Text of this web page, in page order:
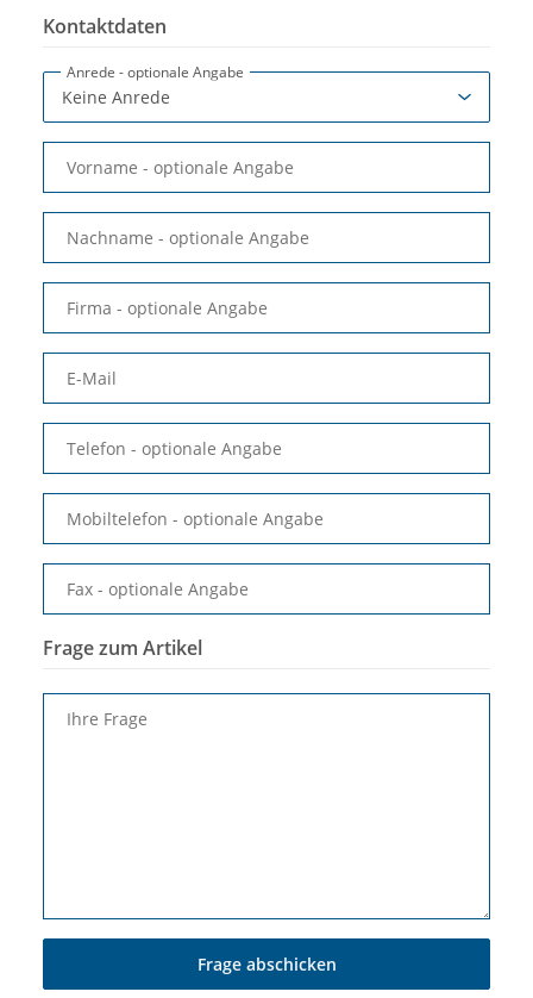
Kontaktdaten
Anrede - optionale Angabe
Vorname - optionale Angabe
Nachname - optionale Angabe
Firma - optionale Angabe
E-Mail
Telefon - optionale Angabe
Mobiltelefon - optionale Angabe
Fax - optionale Angabe
Frage zum Artikel
Ihre Frage
Frage abschicken